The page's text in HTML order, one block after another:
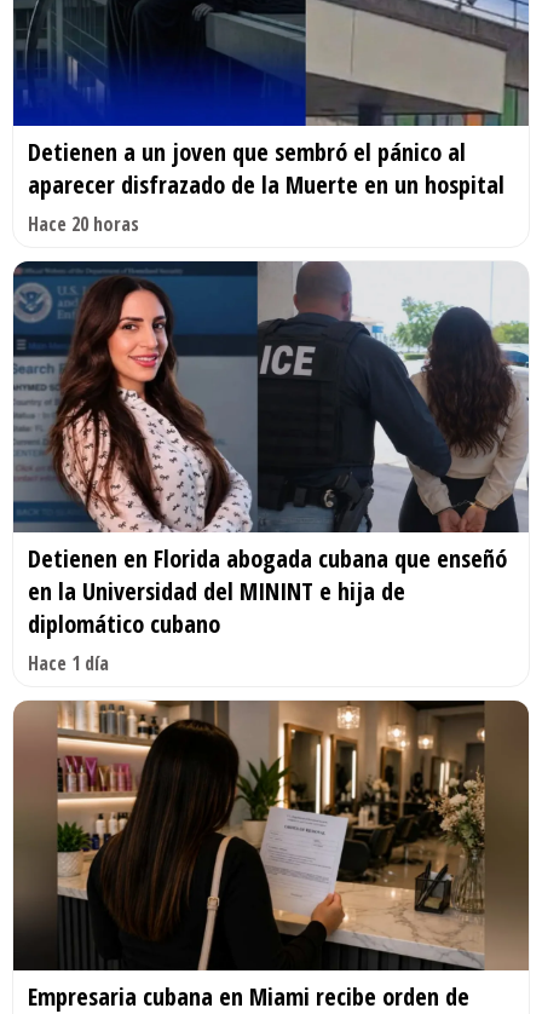
Detienen a un joven que sembró el pánico al
aparecer disfrazado de la Muerte en un hospital
Hace 20 horas
Detienen en Florida abogada cubana que enseñó
en la Universidad del MININT e hija de
diplomático cubano
Hace 1 día
Empresaria cubana en Miami recibe orden de